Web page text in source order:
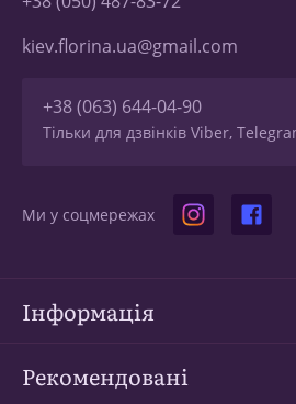
kiev.florina.ua@gmail.com
+38 (063) 644-04-90
Тільки для дзвінків Viber,
Ми у соцмережах
Інформація
Рекомендовані